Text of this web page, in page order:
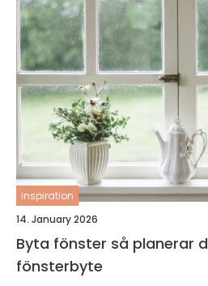
inspiration
14. January 2026
Byta fönster så planerar du ett smart
fönsterbyte